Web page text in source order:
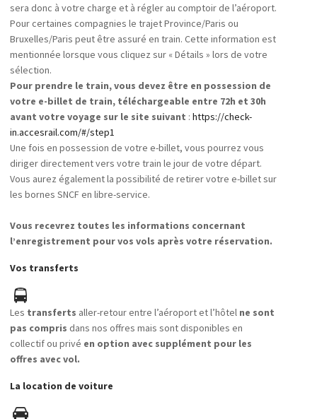
sera donc à votre charge et à régler au comptoir de l’aéroport.
Pour certaines compagnies le trajet Province/Paris ou
Bruxelles/Paris peut être assuré en train. Cette information est
mentionnée lorsque vous cliquez sur « Détails » lors de votre
sélection.
Pour prendre le train, vous devez être en possession de
votre e-billet de train, téléchargeable entre 72h et 30h
avant votre voyage sur le site suivant : https://check-
in.accesrail.com/#/step1
Une fois en possession de votre e-billet, vous pourrez vous
diriger directement vers votre train le jour de votre départ.
Vous aurez également la possibilité de retirer votre e-billet sur
les bornes SNCF en libre-service.
Vous recevrez toutes les informations concernant
l’enregistrement pour vos vols après votre réservation.
Vos transferts
Les transferts aller-retour entre l’aéroport et l’hôtel ne sont
pas compris dans nos offres mais sont disponibles en
collectif ou privé en option avec supplément pour les
offres avec vol.
La location de voiture